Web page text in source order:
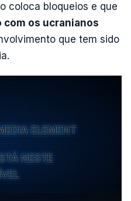
coloca bloqueios e que
com os ucranianos
que tem sido
ELEMENT
NESTE